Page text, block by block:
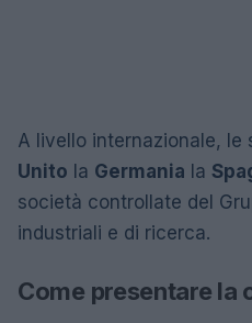
A livello internazionale,
Unito la Germania la
società controllate del
industriali e di ricerca.
Come presentare